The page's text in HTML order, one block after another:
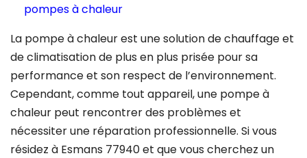
pompes à chaleur
La pompe à chaleur est une solution de chauffage et
de climatisation de plus en plus prisée pour sa
performance et son respect de l’environnement.
Cependant, comme tout appareil, une pompe à
chaleur peut rencontrer des problèmes et
nécessiter une réparation professionnelle. Si vous
résidez à Esmans 77940 et que vous cherchez un